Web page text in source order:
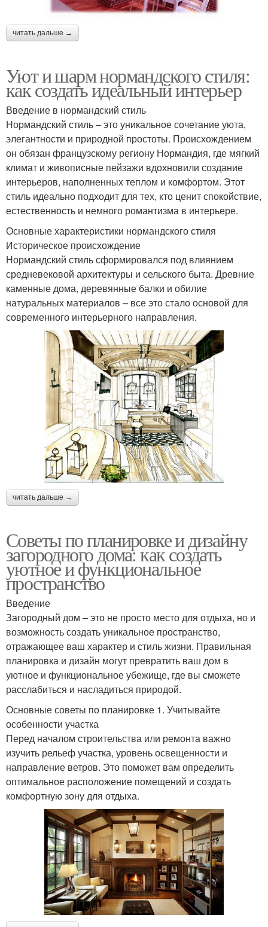
читать дальше →
Уют и шарм нормандского стиля:
как создать идеальный интерьер
Введение в нормандский стиль
Нормандский стиль – это уникальное сочетание уюта,
элегантности и природной простоты. Происхождением
он обязан французскому региону Нормандия, где мягкий
климат и живописные пейзажи вдохновили создание
интерьеров, наполненных теплом и комфортом. Этот
стиль идеально подходит для тех, кто ценит спокойствие,
естественность и немного романтизма в интерьере.
Основные характеристики нормандского стиля
Историческое происхождение
Нормандский стиль сформировался под влиянием
средневековой архитектуры и сельского быта. Древние
каменные дома, деревянные балки и обилие
натуральных материалов – все это стало основой для
современного интерьерного направления.
читать дальше →
Советы по планировке и дизайну
загородного дома: как создать
уютное и функциональное
пространство
Введение
Загородный дом – это не просто место для отдыха, но и
возможность создать уникальное пространство,
отражающее ваш характер и стиль жизни. Правильная
планировка и дизайн могут превратить ваш дом в
уютное и функциональное убежище, где вы сможете
расслабиться и насладиться природой.
Основные советы по планировке 1. Учитывайте
особенности участка
Перед началом строительства или ремонта важно
изучить рельеф участка, уровень освещенности и
направление ветров. Это поможет вам определить
оптимальное расположение помещений и создать
комфортную зону для отдыха.